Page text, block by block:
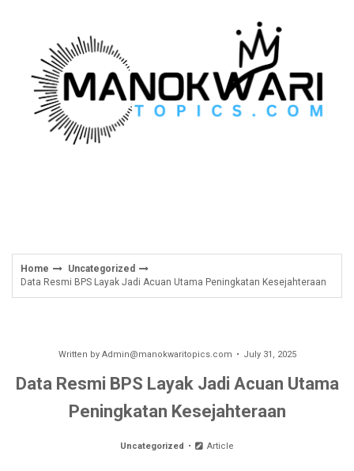
Home
Uncategorized
Data Resmi BPS Layak Jadi Acuan Utama Peningkatan Kesejahteraan
Written by Admin@manokwaritopics.com July 31, 2025
Data Resmi BPS Layak Jadi Acuan Utama
Peningkatan Kesejahteraan
Uncategorized Article